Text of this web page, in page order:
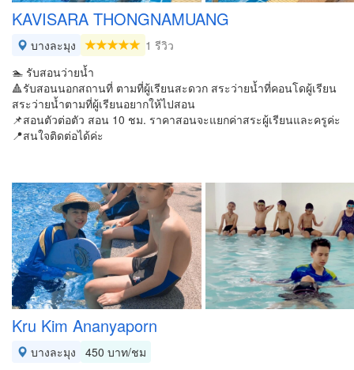
KAVISARA THONGNAMUANG
บางละมุง
1 รีวิว
🏊 รับสอนว่ายน้ำ
🔺รับสอนนอกสถานที่ ตามที่ผู้เรียนสะดวก สระว่ายน้ำที่คอนโดผู้เรียน
สระว่ายน้ำตามที่ผู้เรียนอยากให้ไปสอน
📌สอนตัวต่อตัว สอน 10 ชม. ราคาสอนจะแยกค่าสระผู้เรียนและครูค่ะ
📍สนใจติดต่อได้ค่ะ
Kru Kim Ananyaporn
บางละมุง
450 บาท/ชม